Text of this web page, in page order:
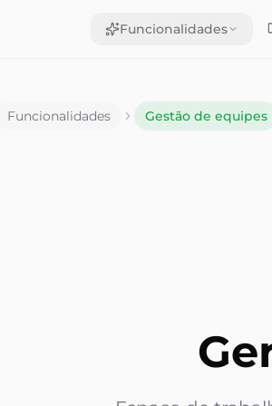
Funcionalidades
Funcionalidades Gestão de equipes